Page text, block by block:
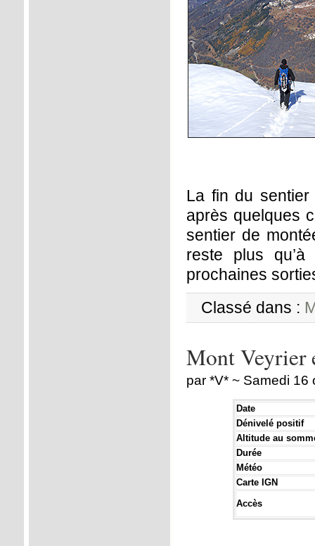
La fin du sentier
après quelques
sentier de
reste plus
prochaines
Classé dans :
Mont Veyrier
par *V* ~ Samedi 16
Date
Dénivelé positif
Altitude au
Durée
Météo
Carte IGN
Accès